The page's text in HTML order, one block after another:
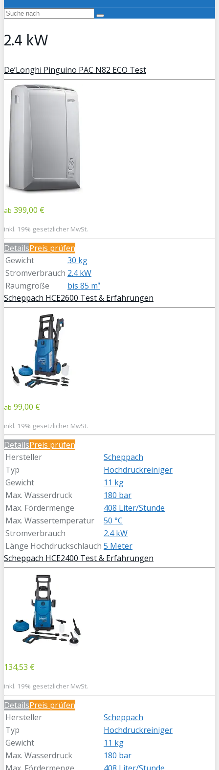
2.4 kW
De’Longhi Pinguino PAC N82 ECO Test
ab 399,00 €
inkl. 19% gesetzlicher MwSt.
DetailsPreis prüfen
Gewicht
30 kg
Stromverbrauch 2.4 kW
Raumgröße
bis 85 m³
Scheppach HCE2600 Test & Erfahrungen
ab 99,00 €
inkl. 19% gesetzlicher MwSt.
DetailsPreis prüfen
Hersteller
Scheppach
Typ
Hochdruckreiniger
Gewicht
11 kg
Max. Wasserdruck
180 bar
Max. Fördermenge
408 Liter/Stunde
Max. Wassertemperatur
50 °C
Stromverbrauch
2.4 kW
Länge Hochdruckschlauch 5 Meter
Scheppach HCE2400 Test & Erfahrungen
134,53 €
inkl. 19% gesetzlicher MwSt.
DetailsPreis prüfen
Hersteller
Scheppach
Typ
Hochdruckreiniger
Gewicht
11 kg
Max. Wasserdruck
180 bar